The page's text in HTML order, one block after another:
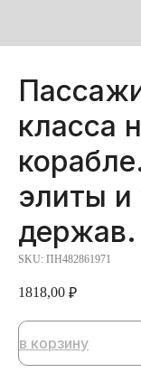
класса
элиты и
SKU: ПН482861971
1818,00 ₽
в корзину